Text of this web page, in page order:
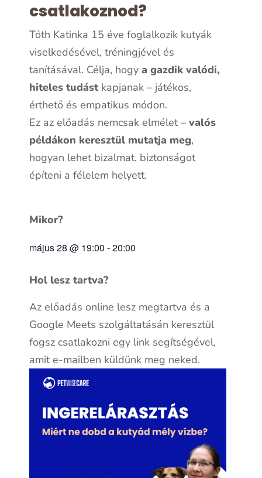
csatlakoznod?
Tóth Katinka 15 éve foglalkozik kutyák
viselkedésével, tréningjével és
tanításával. Célja, hogy a gazdik valódi,
hiteles tudástkapjanak – játékos,
érthető és empatikus módon.
Ez az előadás nemcsak elmélet – valós
példákon keresztül mutatja meg,
hogyan lehet bizalmat, biztonságot
építeni a félelem helyett.
Mikor?
május 28 @ 19:00 -20:00
Hol lesz tartva?
Az előadás online lesz megtartva és a
Google Meets szolgáltatásán keresztül
fogsz csatlakozni egy link segítségével,
amit e-mailben küldünk meg neked.